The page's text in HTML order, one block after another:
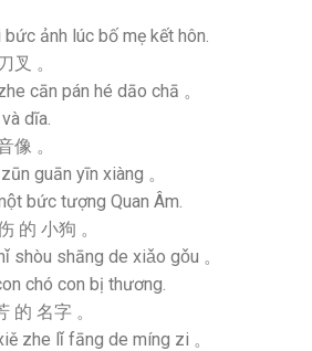
ảnh lúc bố mẹ kết hôn.
叉 。
cān pán hé dāo chā 。
dĩa.
像 。
guān yīn xiàng 。
bức tượng Quan Âm.
的 小狗 。
shòu shāng de xiǎo gǒu 。
chó con bị thương.
的 名字 。
zhe lǐ fāng de míng zi 。